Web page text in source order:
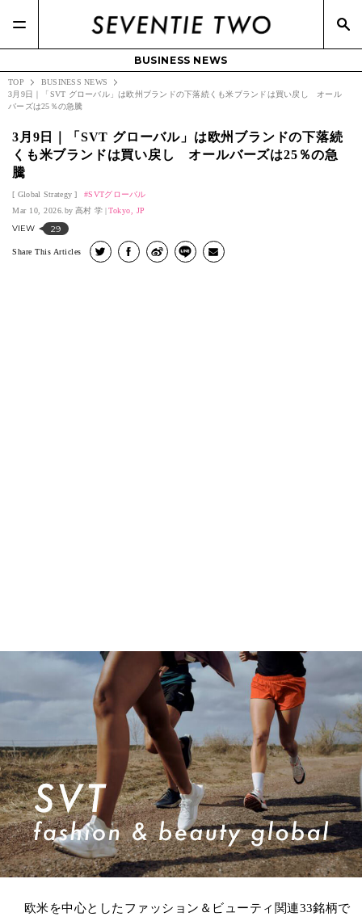
BUSINESS NEWS
TOP
BUSINESS NEWS
3月9日｜「SVT グローバル」は欧州ブランドの下落続くも米ブランドは買い戻し オール
バーズは25％の急騰
3月9日｜「SVT グローバル」は欧州ブランドの下落続
くも米ブランドは買い戻し オールバーズは25％の急
騰
Global Strategy
SVTグローバル
Mar 10, 2026.
高村 学 Tokyo, JP
VIEW 29
Share This Articles
欧米を中心としたファッション＆ビューティ関連33銘柄で